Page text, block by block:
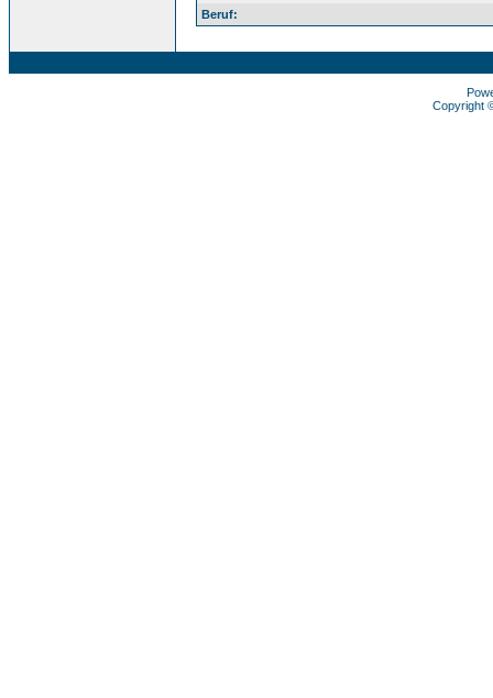
Beruf:
Copyright